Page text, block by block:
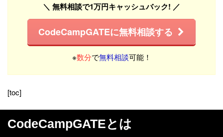
＼ 無料相談で1万円キャッシュバック! ／
CodeCampGATEに無料相談する
※数分で無料相談可能！
[toc]
CodeCampGATEとは